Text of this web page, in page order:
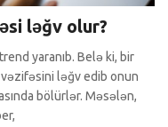
ləğv olur?
yaranıb. Belə ki, bir
ləğv edib onun
bölürlər. Məsələn,